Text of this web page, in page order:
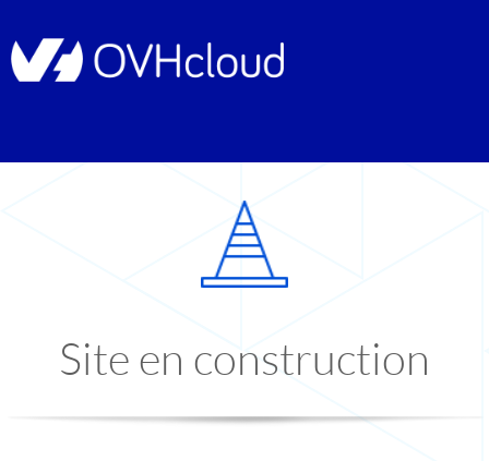
Site en construction